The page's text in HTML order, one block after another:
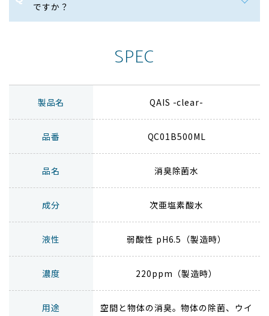
ですか？
SPEC
製品名 QAIS -clear-
品番 QC01B500ML
品名 消臭除菌水
成分 次亜塩素酸水
液性 弱酸性 pH6.5（製造時）
濃度 220ppm（製造時）
用途
空間と物体の消臭。物体の除菌、ウイ